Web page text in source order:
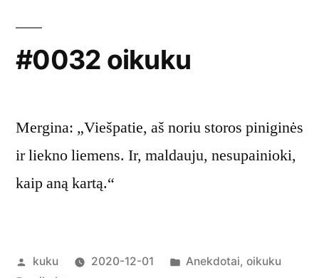
#0032 oikuku
Mergina: „Viešpatie, aš noriu storos piniginės
ir liekno liemens. Ir, maldauju, nesupainioki,
kaip aną kartą.“
Posted
kuku 2020-12-01
Posted
Anekdotai,oikuku